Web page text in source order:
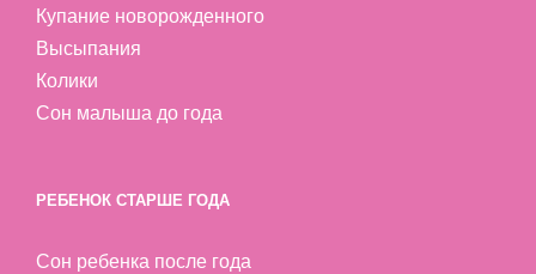
Купание новорожденного
Высыпания
Колики
Сон малыша до года
РЕБЕНОК СТАРШЕ ГОДА
Сон ребенка после года